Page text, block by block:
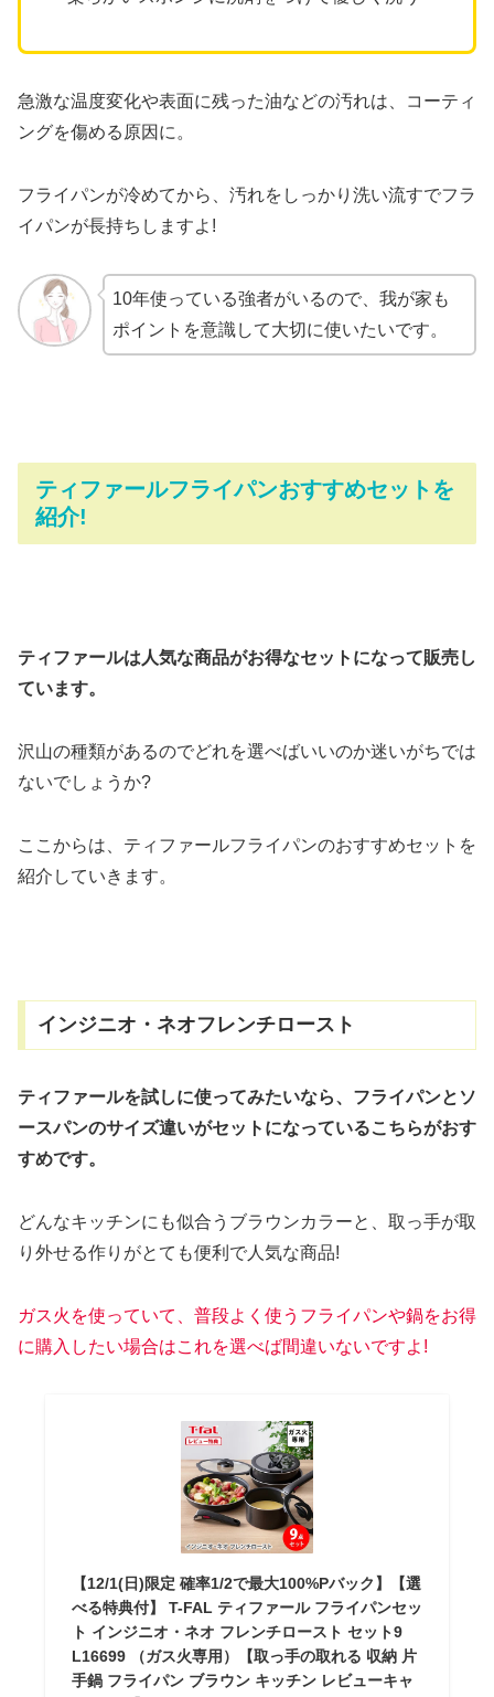
急激な温度変化や表面に残った油などの汚れは、コーティ
ングを傷める原因に。
フライパンが冷めてから、汚れをしっかり洗い流すでフラ
イパンが長持ちしますよ!
10年使っている強者がいるので、我が家も
ポイントを意識して大切に使いたいです。
ティファールフライパンおすすめセットを
紹介!
ティファールは人気な商品がお得なセットになって販売し
ています。
沢山の種類があるのでどれを選べばいいのか迷いがちでは
ないでしょうか?
ここからは、ティファールフライパンのおすすめセットを
紹介していきます。
インジニオ・ネオフレンチロースト
ティファールを試しに使ってみたいなら、フライパンとソ
ースパンのサイズ違いがセットになっているこちらがおす
すめです。
どんなキッチンにも似合うブラウンカラーと、取っ手が取
り外せる作りがとても便利で人気な商品!
ガス火を使っていて、 普段よく使うフライパンや鍋をお得
に購入したい場合はこれを選べば間違いないですよ!
【12/1(日)限定 確率1/2で最大100%Pバック】【選
べる特典付】 T-FAL ティファール フライパンセッ
ト インジニオ・ネオ フレンチロースト セット9
L16699 （ガス火専用）【取っ手の取れる 収納 片
手鍋 フライパン ブラウン キッチン レビューキャ